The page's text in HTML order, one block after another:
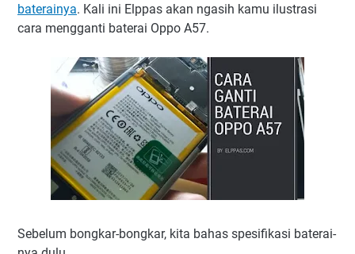
baterainya. Kali ini Elppas akan ngasih kamu ilustrasi
cara mengganti baterai Oppo A57.
Sebelum bongkar-bongkar, kita bahas spesifikasi baterai-